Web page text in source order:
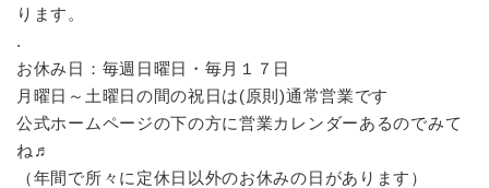
ります。
.
お休み日：毎週日曜日・毎月１７日
月曜日～土曜日の間の祝日は(原則)通常営業です
公式ホームページの下の方に営業カレンダーあるのでみて
ね♬
（年間で所々に定休日以外のお休みの日があります）